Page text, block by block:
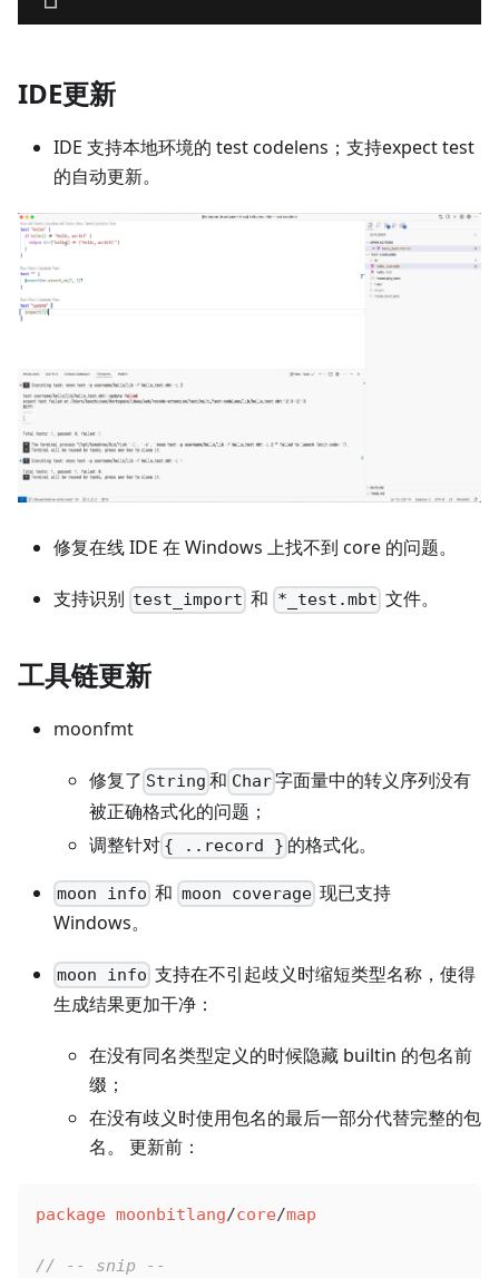
IDE更新
IDE 支持本地环境的 test codelens；支持expect test
的自动更新。
修复在线 IDE 在 Windows 上找不到 core 的问题。
支持识别 test_import 和 *_test.mbt 文件。
工具链更新
moonfmt
修复了 String 和 Char字面量中的转义序列没有
被正确格式化的问题；
调整针对 { ..record } 的格式化。
moon info 和 moon coverage现已支持
Windows。
moon info 支持在不引起歧义时缩短类型名称，使得
生成结果更加干净：
在没有同名类型定义的时候隐藏 builtin 的包名前
缀；
在没有歧义时使用包名的最后一部分代替完整的包
名。 更新前：
package moonbitlang/core/map
// -- snip --